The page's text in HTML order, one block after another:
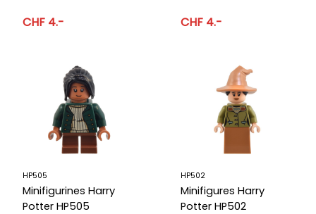
CHF 4.- CHF 4.-
HP505
Minifigurines Harry
Potter HP505
HP502
Minifigures Harry
Potter HP502